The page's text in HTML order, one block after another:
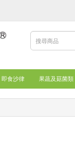
即食沙律 果蔬及菇菌類